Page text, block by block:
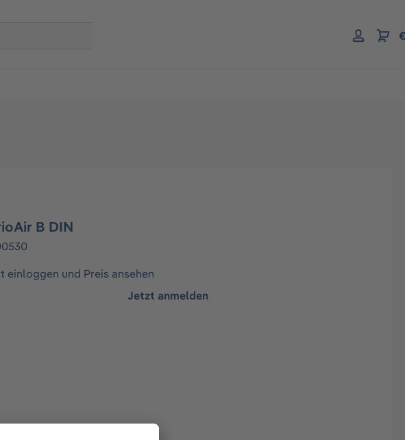
B DIN
einloggen und Preis ansehen
Jetzt anmelden